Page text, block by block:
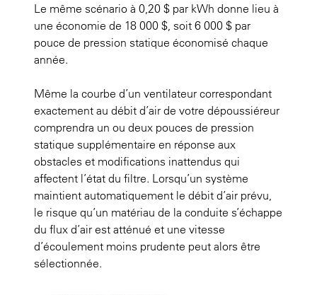
Le même scénario à 0,20 $ par kWh donne lieu à
une économie de 18 000 $, soit 6 000 $ par
pouce de pression statique économisé chaque
année.
Même la courbe d’un ventilateur correspondant
exactement au débit d’air de votre dépoussiéreur
comprendra un ou deux pouces de pression
statique supplémentaire en réponse aux
obstacles et modifications inattendus qui
affectent l’état du filtre. Lorsqu’un système
maintient automatiquement le débit d’air prévu,
le risque qu’un matériau de la conduite s’échappe
du flux d’air est atténué et une vitesse
d’écoulement moins prudente peut alors être
sélectionnée.